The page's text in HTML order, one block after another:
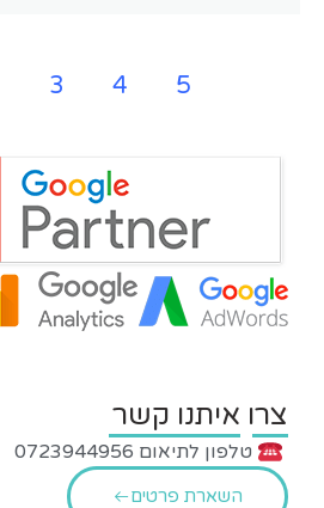
3 4 5
צרו איתנו קשר
טלפון לתיאום 0723944956
השארת פרטים